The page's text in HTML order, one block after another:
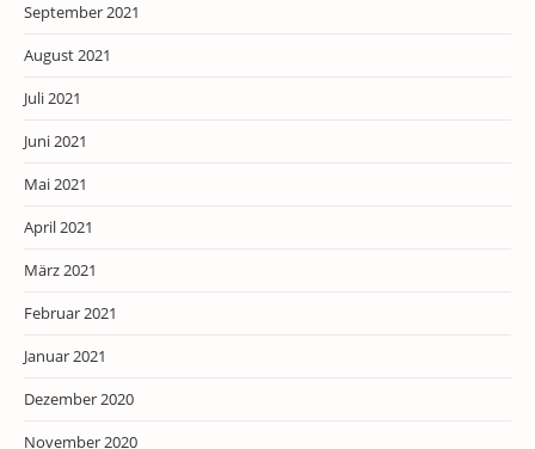
September 2021
August 2021
Juli 2021
Juni 2021
Mai 2021
April 2021
März 2021
Februar 2021
Januar 2021
Dezember 2020
November 2020